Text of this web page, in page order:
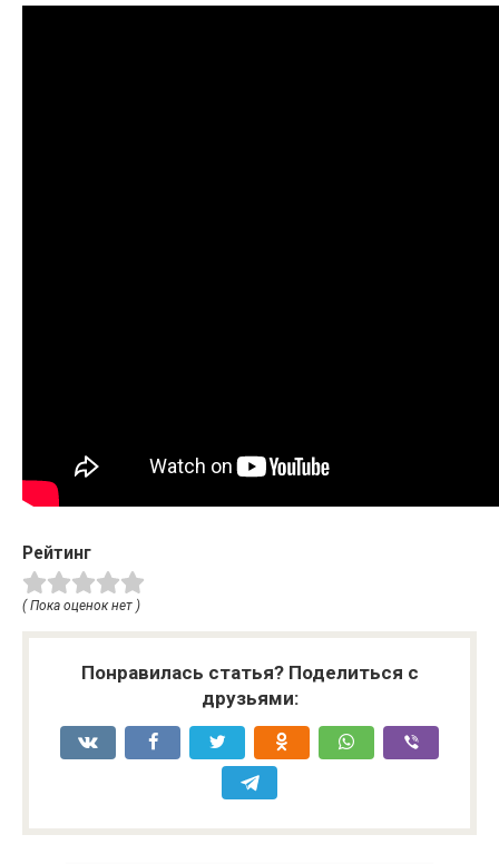
Рейтинг
( Пока оценок нет )
Понравилась статья? Поделиться с
друзьями: